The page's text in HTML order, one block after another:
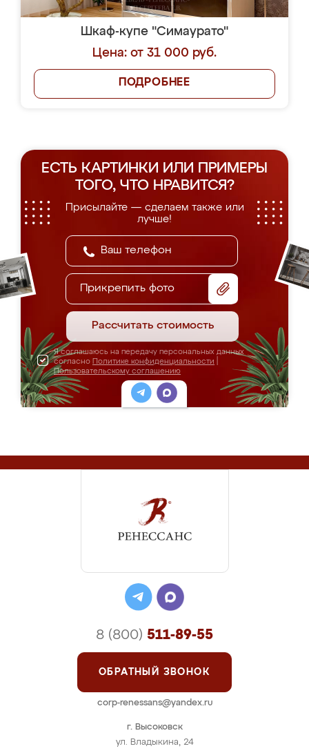
Шкаф-купе "Симаурато"
Цена: от 31 000 руб.
ПОДРОБНЕЕ
ЕСТЬ КАРТИНКИ ИЛИ ПРИМЕРЫ
ТОГО, ЧТО НРАВИТСЯ?
Присылайте — сделаем также или
лучше!
Прикрепить фото
Рассчитать стоимость
Я соглашаюсь на передачу персональных данных
согласно Политике конфиденциальности
Пользовательскому соглашению
г. Высоковск
ул. Владыкина, 24
8 (800) 511-89-55
ОБРАТНЫЙ ЗВОНОК
corp-renessans@yandex.ru